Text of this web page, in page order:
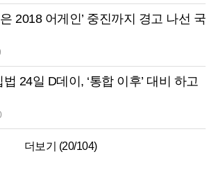
2018 어게인’ 중진까지 경고 나선 국
24일 D데이, ‘통합 이후’ 대비 하고
더보기 (20/104)